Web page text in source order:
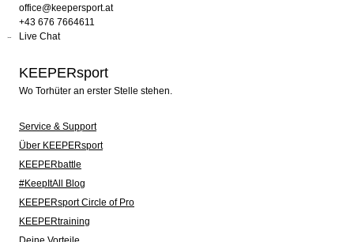
office@keepersport.at
+43 676 7664611
Live Chat
KEEPERsport
Wo Torhüter an erster Stelle stehen.
Service & Support
Über KEEPERsport
KEEPERbattle
#KeepItAll Blog
KEEPERsport Circle of Pro
KEEPERtraining